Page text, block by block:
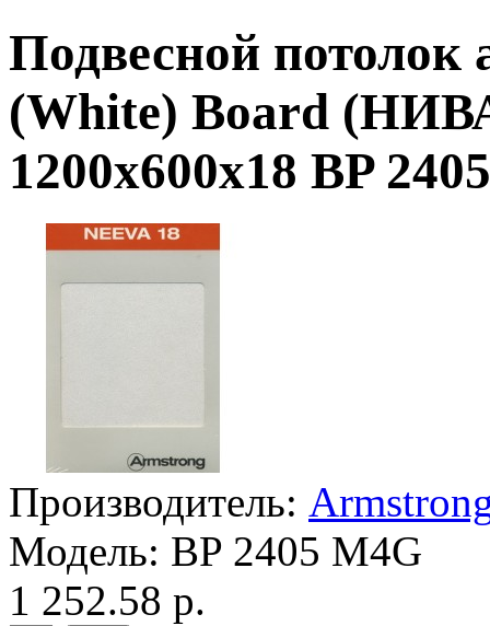
Подвесной потолок
(White) Board
1200x600x18 BP
Производитель:
Модель: BP 2405 M4G
1 252.58 р.